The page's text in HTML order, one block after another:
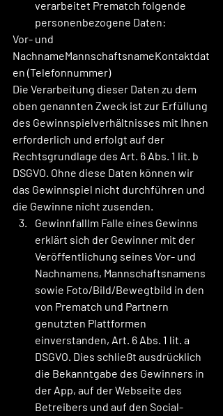
verarbeitet Prematch folgende
personenbezogene Daten:
Vor- und
NachnameMannschaftsnameKontaktdat
en (Telefonnummer)
Die Verarbeitung dieser Daten zu dem
oben genannten Zweck ist zur Erfüllung
des Gewinnspielverhältnisses mit Ihnen
erforderlich und erfolgt auf der
Rechtsgrundlage des Art. 6 Abs. 1 lit. b
DSGVO. Ohne diese Daten können wir
das Gewinnspiel nicht durchführen und
die Gewinne nicht zusenden.
GewinnfallIm Falle eines Gewinns
erklärt sich der Gewinner mit der
Veröffentlichung seines Vor- und
Nachnamens, Mannschaftsnamens
sowie Foto/Bild/Bewegtbild in den
von Prematch und Partnern
genutzten Plattformen
einverstanden, Art. 6 Abs. 1 lit. a
DSGVO. Dies schließt ausdrücklich
die Bekanntgabe des Gewinners in
der App, auf der Webseite des
Betreibers und auf den Social-